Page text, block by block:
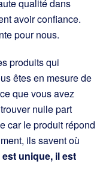
qualité dans
avoir confiance.
pour nous.
produits qui
êtes en mesure de
que vous avez
nulle part
car le produit répond
ils savent où
est unique, il est